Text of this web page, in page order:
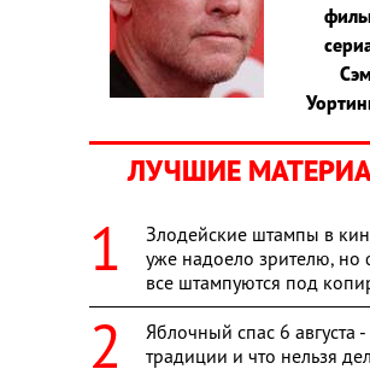
ЛУЧШИЕ
Злодейские штампы в
уже надоело зрителю, но
все штампуются под
Яблочный спас 6 августа -
традиции и что нельзя